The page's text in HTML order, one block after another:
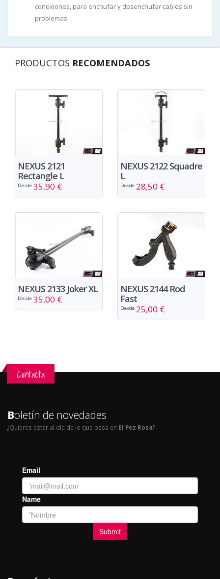
conexiones, para enchufar y desenchufar cables sin
problemas.
PRODUCTOS RECOMENDADOS
NEXUS 2121
Rectangle L
Desde 35,90 €
NEXUS 2122 Squadre
L
Desde 28,50 €
NEXUS 2133 Joker XL
Desde 35,00 €
NEXUS 2144 Rod
Fast
Desde 25,00 €
Contacta
Boletín de novedades
¿Quieres estar al día de lo que pasa en El Pez Rosa?